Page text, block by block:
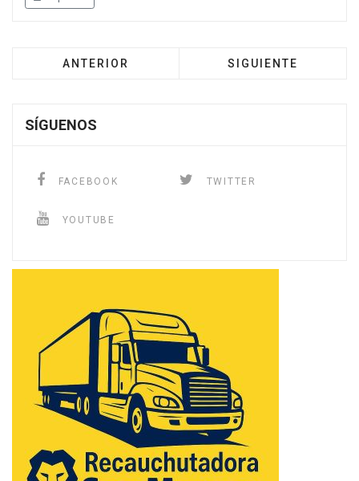
ANTERIOR SIGUIENTE
SÍGUENOS
FACEBOOK TWITTER
YOUTUBE